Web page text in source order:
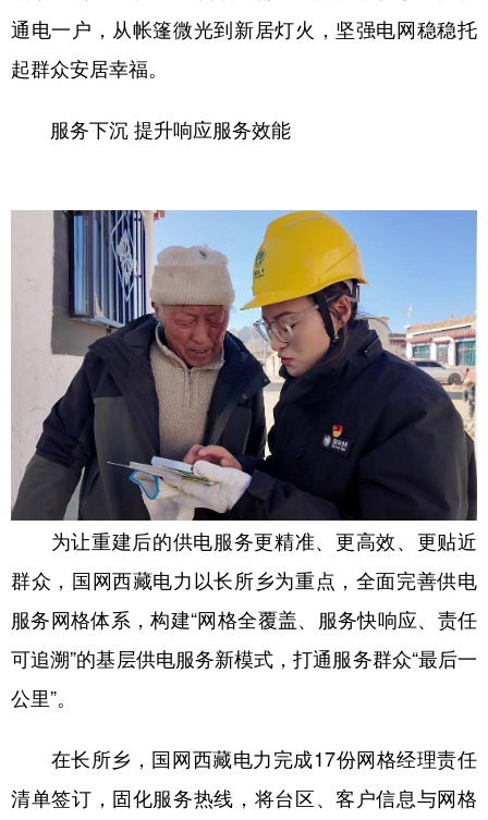
通电一户，从帐篷微光到新居灯火，坚强电网稳稳托
起群众安居幸福。
服务下沉 提升响应服务效能
为让重建后的供电服务更精准、更高效、更贴近
群众，国网西藏电力以长所乡为重点，全面完善供电
服务网格体系，构建“网格全覆盖、服务快响应、责任
可追溯”的基层供电服务新模式，打通服务群众“最后一
公里”。
在长所乡，国网西藏电力完成17份网格经理责任
清单签订，固化服务热线，将台区、客户信息与网格